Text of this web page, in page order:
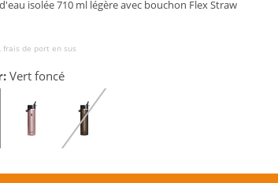
isolée 710 ml légère avec bouchon Flex Straw
frais de port en sus
Vert foncé